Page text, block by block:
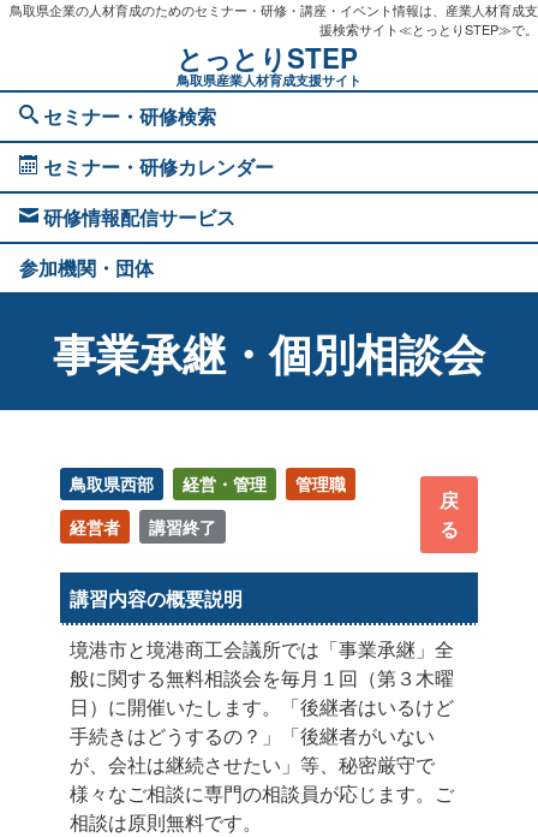
鳥取県企業の人材育成のためのセミナー・研修・講座・イベント情報は、産業人材育成支
援検索サイト≪とっとりSTEP≫で。
とっとりSTEP
鳥取県産業人材育成支援サイト
セミナー・研修検索
セミナー・研修カレンダー
研修情報配信サービス
参加機関・団体
事業承継・個別相談会
鳥取県西部 経営・管理
管理職
経営者
講習終了
戻
る
講習内容の概要説明
境港市と境港商工会議所では「事業承継」全
般に関する無料相談会を毎月１回（第３木曜
日）に開催いたします。「後継者はいるけど
手続きはどうするの？」「後継者がいない
が、会社は継続させたい」等、秘密厳守で
様々なご相談に専門の相談員が応じます。ご
相談は原則無料です。